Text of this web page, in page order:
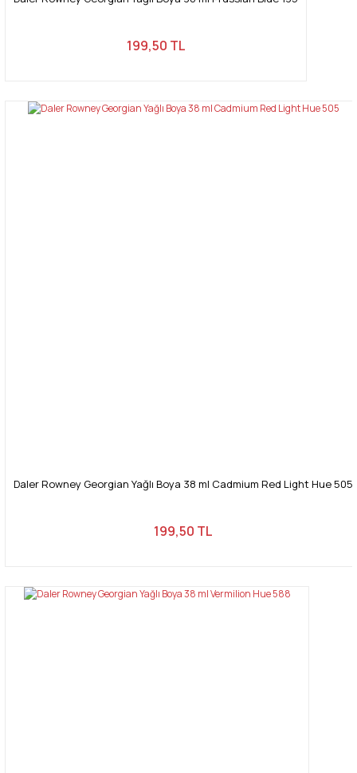
199,50 TL
Daler Rowney Georgian Yağlı Boya 38 ml Cadmium Red Light Hue 505
199,50 TL